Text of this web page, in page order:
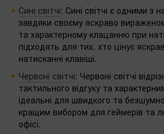
Сині світчі: Сині світчі є одними з
завдяки своєму яскраво
та характерному клацанню при
підходять для тих, хто цінує
натисканні клавіші.
Червоні світчі: Червоні світчі
тактильного відгуку та
ідеальні для швидкого та
кращим вибором для геймерів та
офісі.